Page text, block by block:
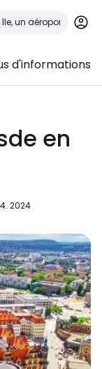
d'informations
en
2024
voyageurs